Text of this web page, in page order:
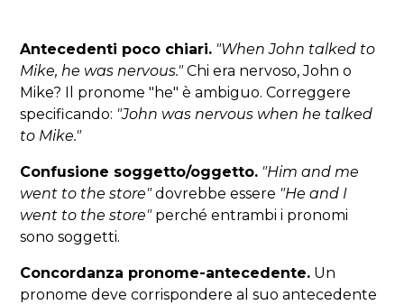
Antecedenti poco chiari. "When John talked to
Mike, he was nervous."Chi era nervoso, John o
Mike? Il pronome "he" è ambiguo. Correggere
specificando: "John was nervous when he talked
to Mike."
Confusione soggetto/oggetto. "Him and me
went to the store"dovrebbe essere "He and I
went to the store"perché entrambi i pronomi
sono soggetti.
Concordanza pronome-antecedente. Un
pronome deve corrispondere al suo antecedente